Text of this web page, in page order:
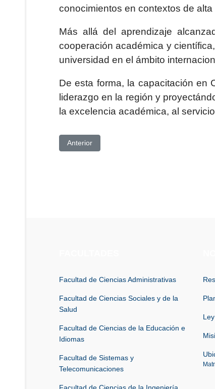
conocimientos en contextos de
Más allá del aprendizaje
cooperación académica y
universidad en el ámbito
De esta forma, la capacitación en
liderazgo en la región y
la excelencia académica, al
Artículo anterior: UPSE CONMEMORÓ EL
Anterior
Facultad de Ciencias Administrativas
Facultad de Ciencias Sociales y de la
Salud
Facultad de Ciencias de la Educación e
Idiomas
Facultad de Sistemas y
Telecomunicaciones
Facultad de Ciencias de la Ingeniería